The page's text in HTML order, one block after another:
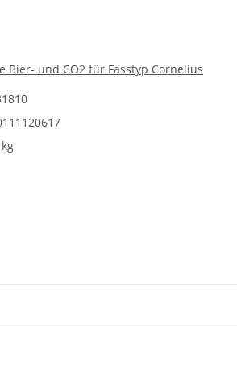
Bier- und CO2 für Fasstyp Cornelius